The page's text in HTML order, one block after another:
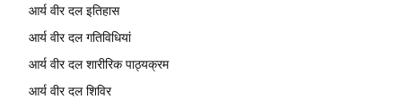
आर्य वीर दल इतिहास
आर्य वीर दल गतिविधियां
आर्य वीर दल शारीरिक पाठ्यक्रम
आर्य वीर दल शिविर